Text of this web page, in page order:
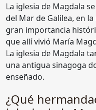
La iglesia de Magdala
del Mar de Galilea, en
gran importancia
que allí vivió María
La iglesia de Magdala
una antigua sinagoga
enseñado.
¿Qué